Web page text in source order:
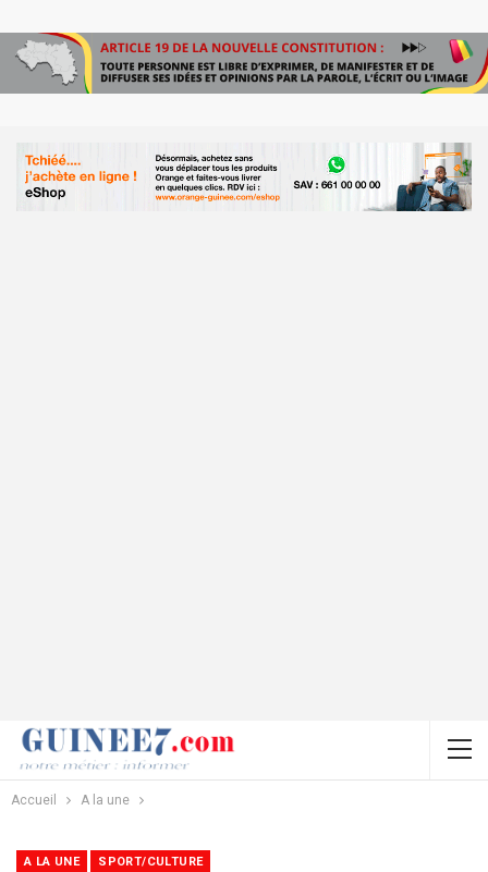
Accueil A la une
A LA UNE SPORT/CULTURE